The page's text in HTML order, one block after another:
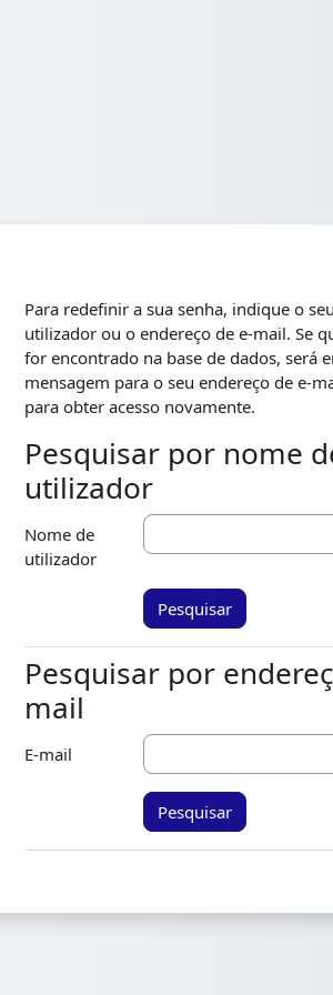
Para redefinir a sua senha, indique o
utilizador ou o endereço de e-mail. Se
for encontrado na base de dados, será
mensagem para o seu endereço de e-
para obter acesso novamente.
Pesquisar por nome de
Pesquisar por nome
utilizador
Nome de
utilizador
Pesquisar por endereço
Pesquisar por
mail
E-mail